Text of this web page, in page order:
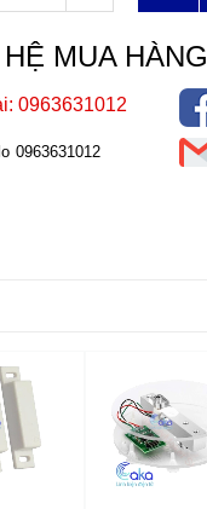
MUA HÀNG
0963631012
0963631012